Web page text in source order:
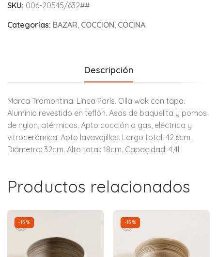
SKU: 006-20545/632##
Categorías: BAZAR, COCCION, COCINA
Descripción
Marca Tramontina. Línea París. Olla wok con tapa.
Aluminio revestido en teflón. Asas de baquelita y pomos
de nylon, atérmicos. Apto cocción a gas, eléctrica y
vitrocerámica. Apto lavavajillas. Largo total: 42,6cm.
Diámetro: 32cm. Alto total: 18cm. Capacidad: 4,4l
Productos relacionados
-15% -15%